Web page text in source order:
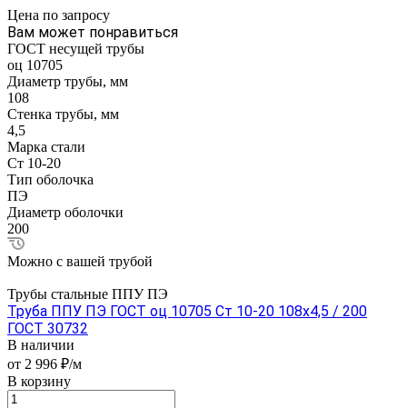
Цена по запросу
Вам может понравиться
ГОСТ несущей трубы
оц 10705
Диаметр трубы, мм
108
Стенка трубы, мм
4,5
Марка стали
Ст 10-20
Тип оболочка
ПЭ
Диаметр оболочки
200
Можно с вашей трубой
Трубы стальные ППУ ПЭ
Труба ППУ ПЭ ГОСТ оц 10705 Ст 10-20 108x4,5 / 200
ГОСТ 30732
В наличии
от 2 996 ₽/м
В корзину